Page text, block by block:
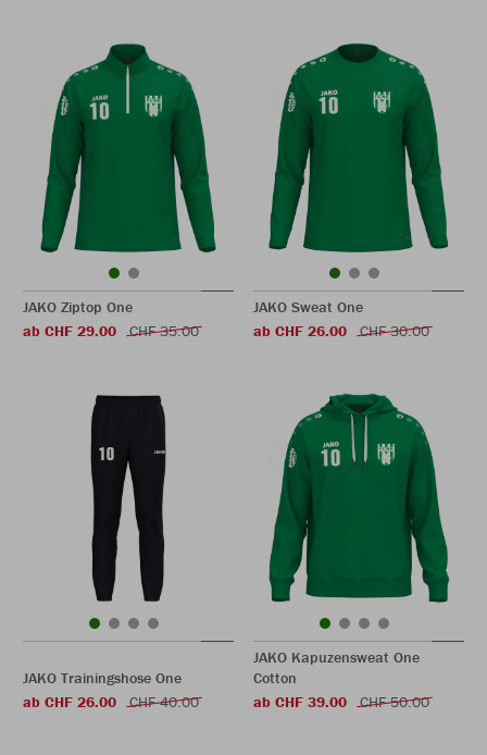
JAKO Ziptop One
ab CHF 29.00
CHF 35.00
JAKO Sweat One
ab CHF 26.00
CHF 30.00
JAKO Trainingshose One
ab CHF 26.00
CHF 40.00
JAKO Kapuzensweat One
Cotton
ab CHF 39.00
CHF 50.00